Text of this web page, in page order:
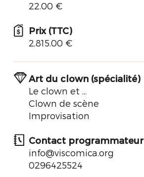
22.00 €
Prix (TTC)
2,815.00 €
Art du clown (spécialité)
Le clown et ...
Clown de scène
Improvisation
Contact programmateur
info@viscomica.org
0296425524